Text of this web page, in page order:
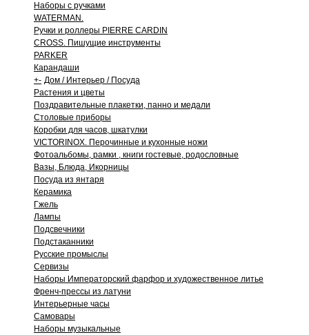
Наборы с ручками
WATERMAN.
Ручки и роллеры PIERRE CARDIN
CROSS. Пишущие инструменты
PARKER
Карандаши
+- Дом / Интерьер / Посуда
Растения и цветы
Поздравительные плакетки, панно и медали
Столовые приборы
Коробки для часов, шкатулки
VICTORINOX. Перочинные и кухонные ножи
Фотоальбомы, рамки , книги гостевые, родословные
Вазы, Блюда, Икорницы
Посуда из янтаря
Керамика
Гжель
Лампы
Подсвечники
Подстаканники
Русские промыслы
Сервизы
Наборы Императорский фарфор и художественное литье
Френч-прессы из латуни
Интерьерные часы
Самовары
Наборы музыкальные